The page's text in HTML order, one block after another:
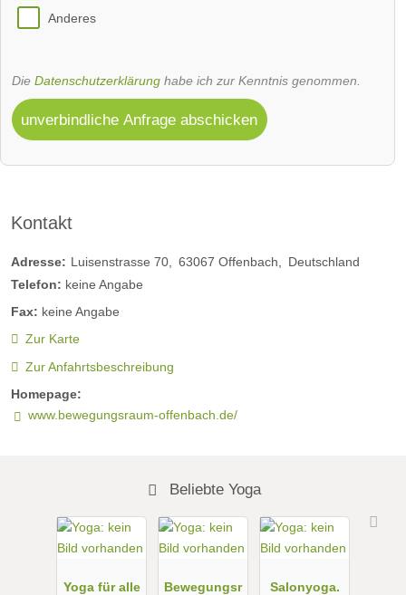
Anderes
Die Datenschutzerklärung habe ich zur Kenntnis genommen.
unverbindliche Anfrage abschicken
Kontakt
Adresse: Luisenstrasse 70 63067 Offenbach
Deutschland
Telefon: keine Angabe
Fax: keine Angabe
Zur Karte
Zur Anfahrtsbeschreibung
Homepage:
www.bewegungsraum-offenbach.de/
Beliebte Yoga
Yoga für alle
Bewegungsr
Salonyoga.